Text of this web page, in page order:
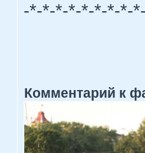
-*-*-*-*-*-*-*-*-
Комментарий к